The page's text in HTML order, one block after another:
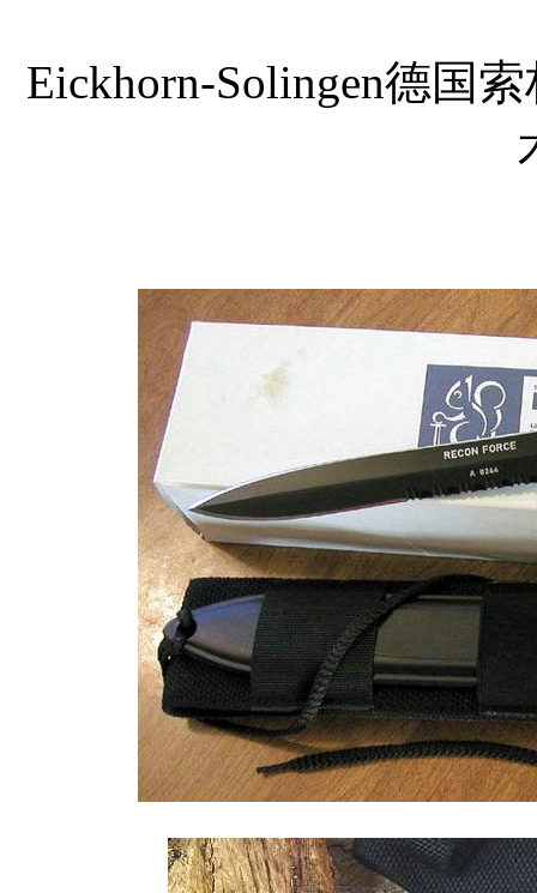
Eickhorn-Solingen德国